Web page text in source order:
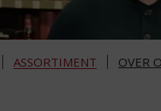
ASSORTIMENT OVER